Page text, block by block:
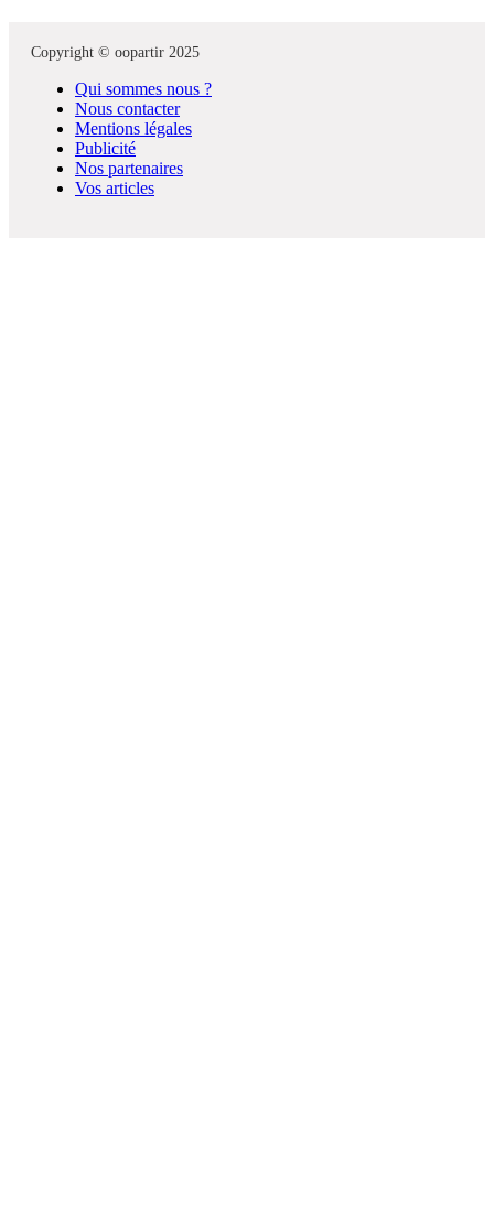
Copyright © oopartir 2025
Qui sommes nous ?
Nous contacter
Mentions légales
Publicité
Nos partenaires
Vos articles